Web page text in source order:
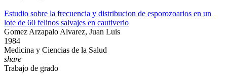
Estudio sobre la frecuencia y distribucion de esporozoarios en un
lote de 60 felinos salvajes en cautiverio
Gomez Arzapalo Alvarez, Juan Luis
1984
Medicina y Ciencias de la Salud
share
Trabajo de grado